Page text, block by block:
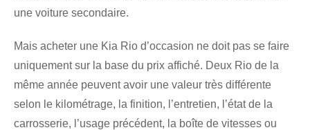
une voiture secondaire.
Mais acheter une Kia Rio d’occasion ne doit pas se faire
uniquement sur la base du prix affiché. Deux Rio de la
même année peuvent avoir une valeur très différente
selon le kilométrage, la finition, l’entretien, l’état de la
carrosserie, l’usage précédent, la boîte de vitesses ou